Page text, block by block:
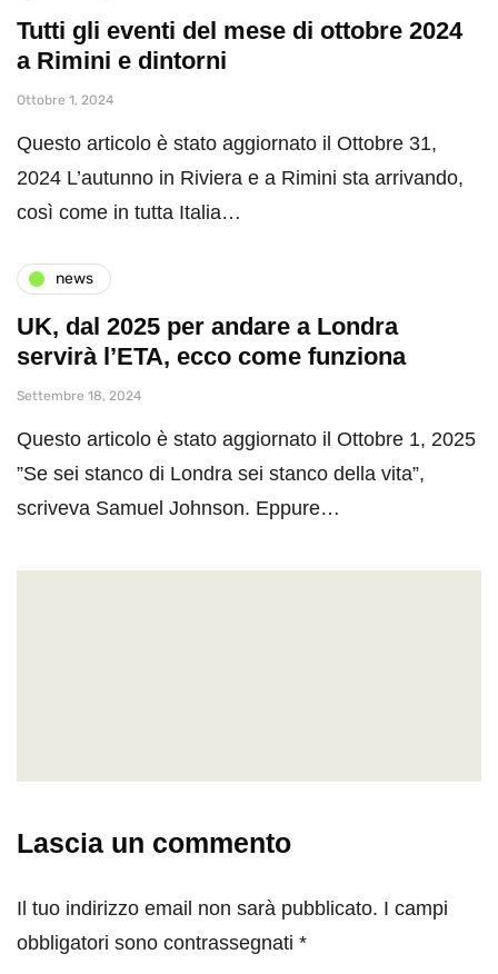
Tutti gli eventi del mese di ottobre 2024
a Rimini e dintorni
Ottobre 1, 2024
Questo articolo è stato aggiornato il Ottobre 31,
2024 L’autunno in Riviera e a Rimini sta arrivando,
così come in tutta Italia…
news
UK, dal 2025 per andare a Londra
servirà l’ETA, ecco come funziona
Settembre 18, 2024
Questo articolo è stato aggiornato il Ottobre 1, 2025
”Se sei stanco di Londra sei stanco della vita”,
scriveva Samuel Johnson. Eppure…
Lascia un commento
Il tuo indirizzo email non sarà pubblicato. I campi
obbligatori sono contrassegnati *